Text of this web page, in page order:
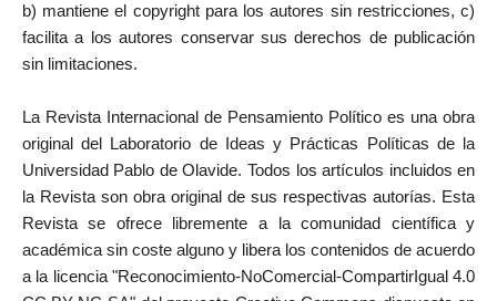
b) mantiene el copyright para los autores sin restricciones, c)
facilita a los autores conservar sus derechos de publicación
sin limitaciones.
La Revista Internacional de Pensamiento Político es una obra
original del Laboratorio de Ideas y Prácticas Políticas de la
Universidad Pablo de Olavide. Todos los artículos incluidos en
la Revista son obra original de sus respectivas autorías. Esta
Revista se ofrece libremente a la comunidad científica y
académica sin coste alguno y libera los contenidos de acuerdo
a la licencia "Reconocimiento-NoComercial-CompartirIgual 4.0